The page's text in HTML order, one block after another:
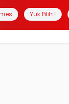
Yuk Pilih !